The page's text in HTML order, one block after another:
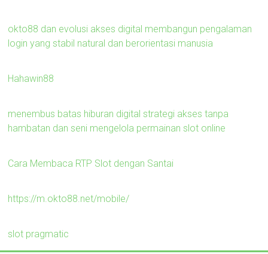
okto88 dan evolusi akses digital membangun pengalaman
login yang stabil natural dan berorientasi manusia
Hahawin88
menembus batas hiburan digital strategi akses tanpa
hambatan dan seni mengelola permainan slot online
Cara Membaca RTP Slot dengan Santai
https://m.okto88.net/mobile/
slot pragmatic